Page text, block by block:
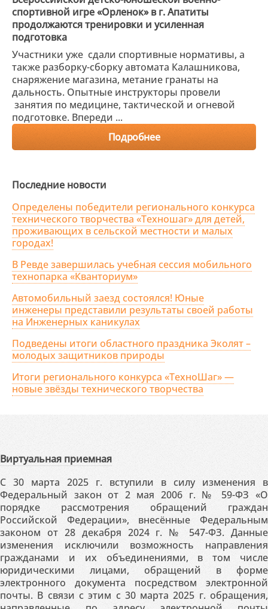
спортивной игре «Орленок» в г. Апатиты
продолжаются тренировки и усиленная
подготовка
Участники уже сдали спортивные нормативы, а
также разборку-сборку автомата Калашникова,
снаряжение магазина, метание гранаты на
дальность. Опытные инструкторы провели
занятия по медицине, тактической и огневой
подготовке. Впереди ...
Подробнее
Последние новости
Определены победители регионального конкурса
технического творчества «Техношаг» для детей,
проживающих в сельской местности и малых
городах!
В Ревде завершилась учебная сессия мобильного
технопарка «Кванториум»
Автомобильный заезд состоялся! Юные
инженеры представили результаты своей работы
на Инженерных каникулах
Подведены итоги областного праздника Эколят –
молодых защитников природы
Итоги регионального конкурса «ТехноШаг» —
новые звёзды технического творчества
Виртуальная приемная
С 30 марта 2025 г. вступили в силу изменения в
Федеральный закон от 2 мая 2006 г. № 59-ФЗ «О
порядке рассмотрения обращений граждан
Российской Федерации», внесённые Федеральным
законом от 28 декабря 2024 г. № 547-ФЗ. Данные
изменения исключили возможность направления
гражданами и их объединениями, в том числе
юридическими лицами, обращений в форме
электронного документа посредством электронной
почты. В связи с этим с 30 марта 2025 г. обращения,